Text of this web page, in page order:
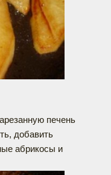
печень
добавить
абрикосы и